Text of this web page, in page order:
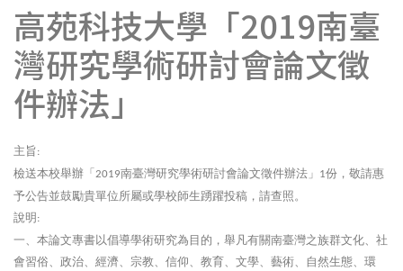
高苑科技大學「2019南臺
灣研究學術研討會論文徵
件辦法」
主旨:
檢送本校舉辦「2019南臺灣研究學術研討會論文徵件辦法」 1份，敬請惠
予公告並鼓勵貴單位所屬或學校師生踴躍投稿，請查照。
說明:
一、本論文專書以倡導學術研究為目的，舉凡有關南臺灣之族群文化、社
會習俗、政治、經濟、宗教、信仰、教育、文學、藝術、自然生態、環